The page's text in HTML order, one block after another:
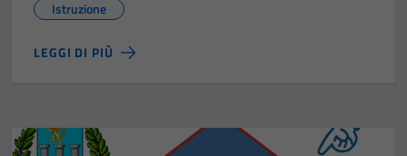
Istruzione
LEGGI DI PIÙ